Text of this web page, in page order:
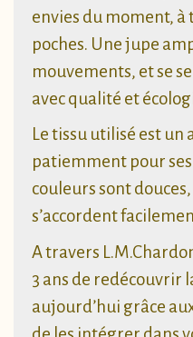
envies du moment, à
poches. Une jupe
mouvements, et se
avec qualité et
Le tissu utilisé est un
patiemment pour
couleurs sont
s’accordent
A travers
3 ans de redécouvrir
aujourd’hui grâce